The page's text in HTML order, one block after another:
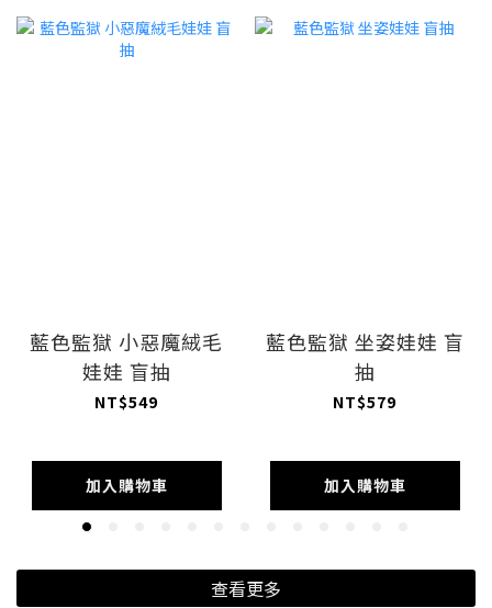
藍色監獄 小惡魔絨毛
娃娃 盲抽
NT$549
加入購物車
藍色監獄 坐姿娃娃 盲
抽
NT$579
加入購物車
查看更多